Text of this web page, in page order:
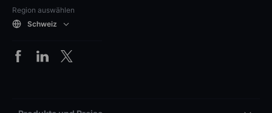
Region auswählen
Schweiz